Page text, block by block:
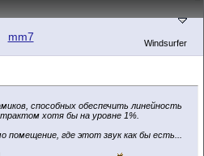
mm7 Windsurfer
способных обеспечить линейность
хотя бы на уровне 1%.
где этот звук как бы есть...